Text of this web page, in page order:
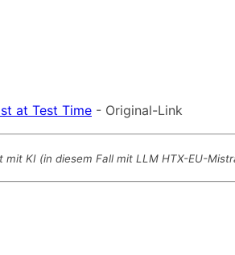
at Test Time - Original-Link
KI (in diesem Fall mit LLM HTX-EU-